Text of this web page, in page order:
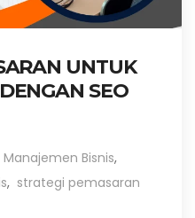
UNTUK
SEO
Manajemen Bisnis,
, strategi pemasaran